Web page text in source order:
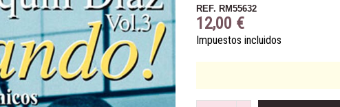
REF. RM55632
12,00 €
Impuestos incluidos